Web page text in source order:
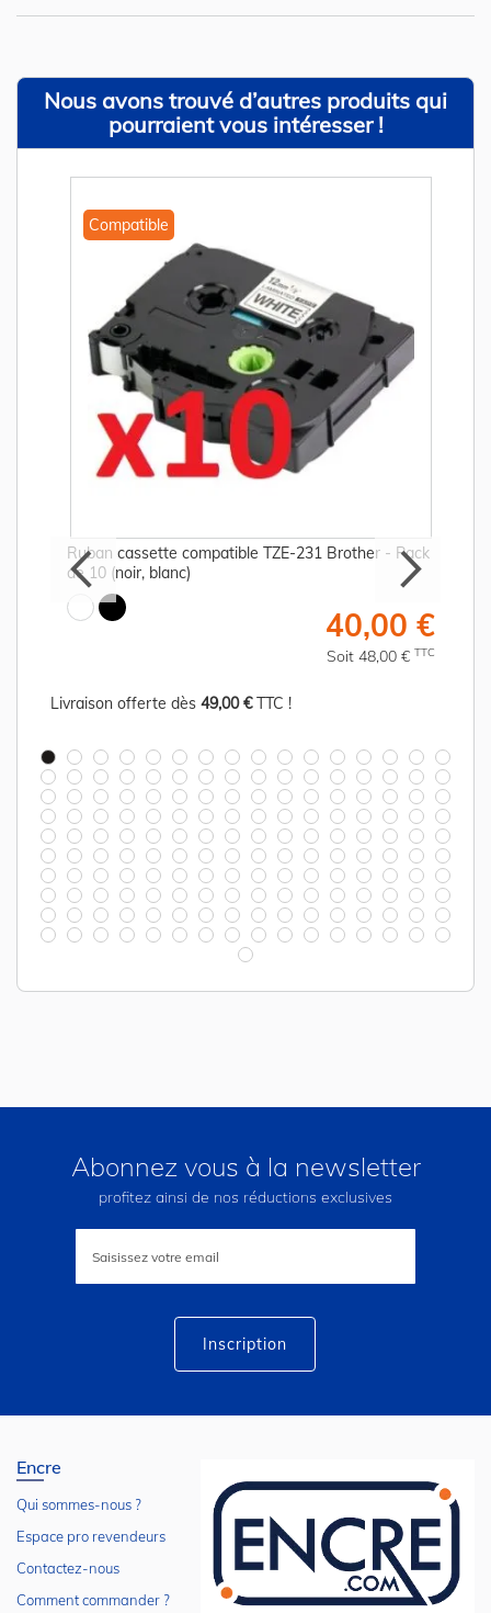
Nous avons trouvé d’autres produits qui
pourraient vous intéresser !
Compatible
Ruban cassette compatible TZE-231 Brother - Pack
de 10 (noir, blanc)
40,00 €
Soit 48,00 € TTC
Livraison offerte dès 49,00 €TTC !
Abonnez vous à la newsletter
profitez ainsi de nos réductions exclusives
lettre
Inscription
Encre
Qui sommes-nous ?
Espace pro revendeurs
Contactez-nous
Comment commander ?